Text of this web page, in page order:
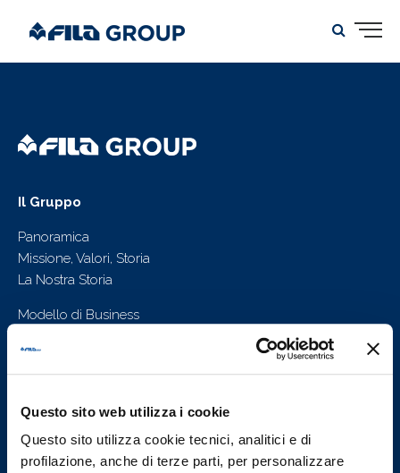
Questo sito web utilizza i cookie
Questo sito utilizza cookie tecnici, analitici e di
profilazione, anche di terze parti, per personalizzare
Il Gruppo
Panoramica
Missione, Valori, Storia
La Nostra Storia
Modello di Business